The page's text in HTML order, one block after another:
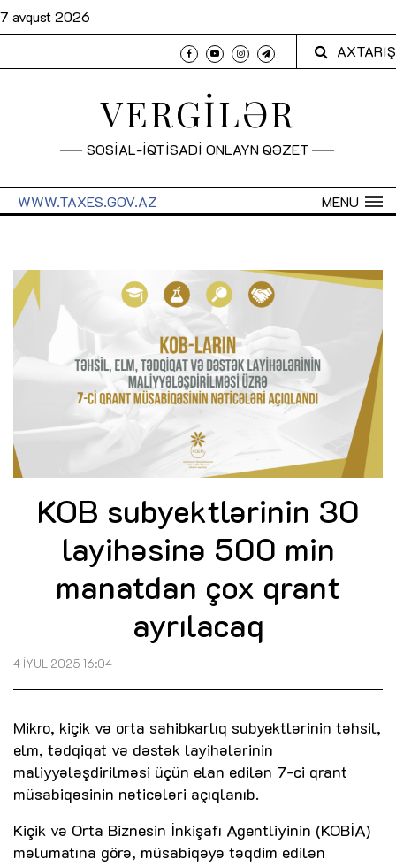
7 avqust 2026
AXTARIŞ
VERGİLƏR
SOSİAL-İQTİSADİ ONLAYN QƏZET
MENU
WWW.TAXES.GOV.AZ
KOB subyektlərinin 30
layihəsinə 500 min
manatdan çox qrant
ayrılacaq
4 İYUL 2025 16:04
Mikro, kiçik və orta sahibkarlıq subyektlərinin təhsil,
elm, tədqiqat və dəstək layihələrinin
maliyyələşdirilməsi üçün elan edilən 7-ci qrant
müsabiqəsinin nəticələri açıqlanıb.
Kiçik və Orta Biznesin İnkişafı Agentliyinin (KOBİA)
məlumatına görə, müsabiqəyə təqdim edilən